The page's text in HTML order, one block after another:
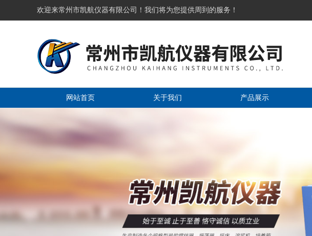
欢迎来常州市凯航仪器有限公司！我们将为您提供周到的服务！
网站首页 关于我们 产品展示